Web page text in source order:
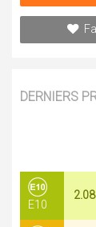
DERNIERS
E10